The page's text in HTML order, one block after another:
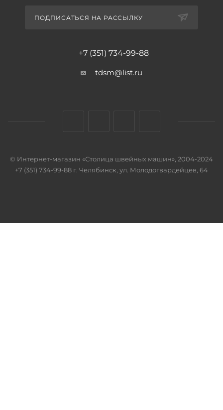
ПОДПИСАТЬСЯ НА РАССЫЛКУ
+7 (351) 734-99-88
tdsm@list.ru
© Интернет-магазин «Столица швейных машин», 2004-2024
+7 (351) 734-99-88 г. Челябинск, ул. Молодогвардейцев, 64